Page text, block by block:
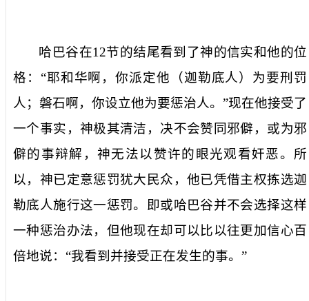
哈巴谷在12节的结尾看到了神的信实和他的位
格：“耶和华啊，你派定他（迦勒底人）为要刑罚
人；磐石啊，你设立他为要惩治人。”现在他接受了
一个事实，神极其清洁，决不会赞同邪僻，或为邪
僻的事辩解，神无法以赞许的眼光观看奸恶。所
以，神已定意惩罚犹大民众，他已凭借主权拣选迦
勒底人施行这一惩罚。即或哈巴谷并不会选择这样
一种惩治办法，但他现在却可以比以往更加信心百
倍地说：“我看到并接受正在发生的事。”